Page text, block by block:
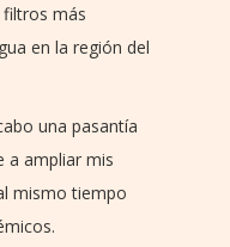
más
en la región del
una pasantía
a ampliar mis
mismo tiempo